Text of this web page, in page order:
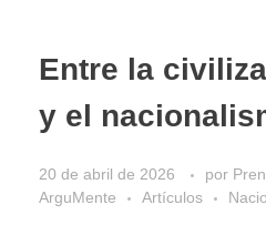
Entre la
y el
20 de abril de 2026 por
ArguMente
Artículos